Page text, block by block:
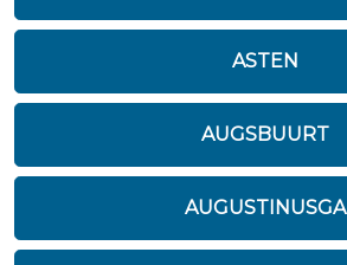
ASTEN
AUGSBUURT
AUGUSTINUSGA